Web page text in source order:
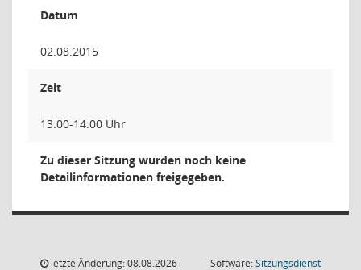
Datum
02.08.2015
Zeit
13:00-14:00 Uhr
Zu dieser Sitzung wurden noch keine
Detailinformationen freigegeben.
letzte Änderung: 08.08.2026 Software:Sitzungsdienst